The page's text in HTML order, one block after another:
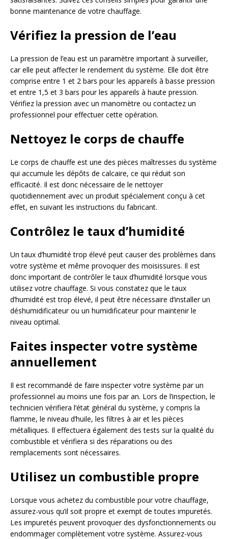
bonne maintenance de votre chauffage.
Vérifiez la pression de l’eau
La pression de l’eau est un paramètre important à surveiller,
car elle peut affecter le rendement du système. Elle doit être
comprise entre 1 et 2 bars pour les appareils à basse pression
et entre 1,5 et 3 bars pour les appareils à haute pression.
Vérifiez la pression avec un manomètre ou contactez un
professionnel pour effectuer cette opération.
Nettoyez le corps de chauffe
Le corps de chauffe est une des pièces maîtresses du système
qui accumule les dépôts de calcaire, ce qui réduit son
efficacité. Il est donc nécessaire de le nettoyer
quotidiennement avec un produit spécialement conçu à cet
effet, en suivant les instructions du fabricant.
Contrôlez le taux d’humidité
Un taux d’humidité trop élevé peut causer des problèmes dans
votre système et même provoquer des moisissures. Il est
donc important de contrôler le taux d’humidité lorsque vous
utilisez votre chauffage. Si vous constatez que le taux
d’humidité est trop élevé, il peut être nécessaire d’installer un
déshumidificateur ou un humidificateur pour maintenir le
niveau optimal.
Faites inspecter votre système
annuellement
Il est recommandé de faire inspecter votre système par un
professionnel au moins une fois par an. Lors de l’inspection, le
technicien vérifiera l’état général du système, y compris la
flamme, le niveau d’huile, les filtres à air et les pièces
métalliques. Il effectuera également des tests sur la qualité du
combustible et vérifiera si des réparations ou des
remplacements sont nécessaires.
Utilisez un combustible propre
Lorsque vous achetez du combustible pour votre chauffage,
assurez-vous qu’il soit propre et exempt de toutes impuretés.
Les impuretés peuvent provoquer des dysfonctionnements ou
endommager complètement votre système. Assurez-vous